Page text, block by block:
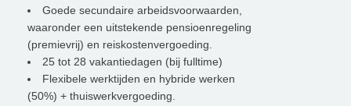
Goede secundaire arbeidsvoorwaarden,
waaronder een uitstekende pensioenregeling
(premievrij) en reiskostenvergoeding.
25 tot 28 vakantiedagen (bij fulltime)
Flexibele werktijden en hybride werken
(50%) + thuiswerkvergoeding.